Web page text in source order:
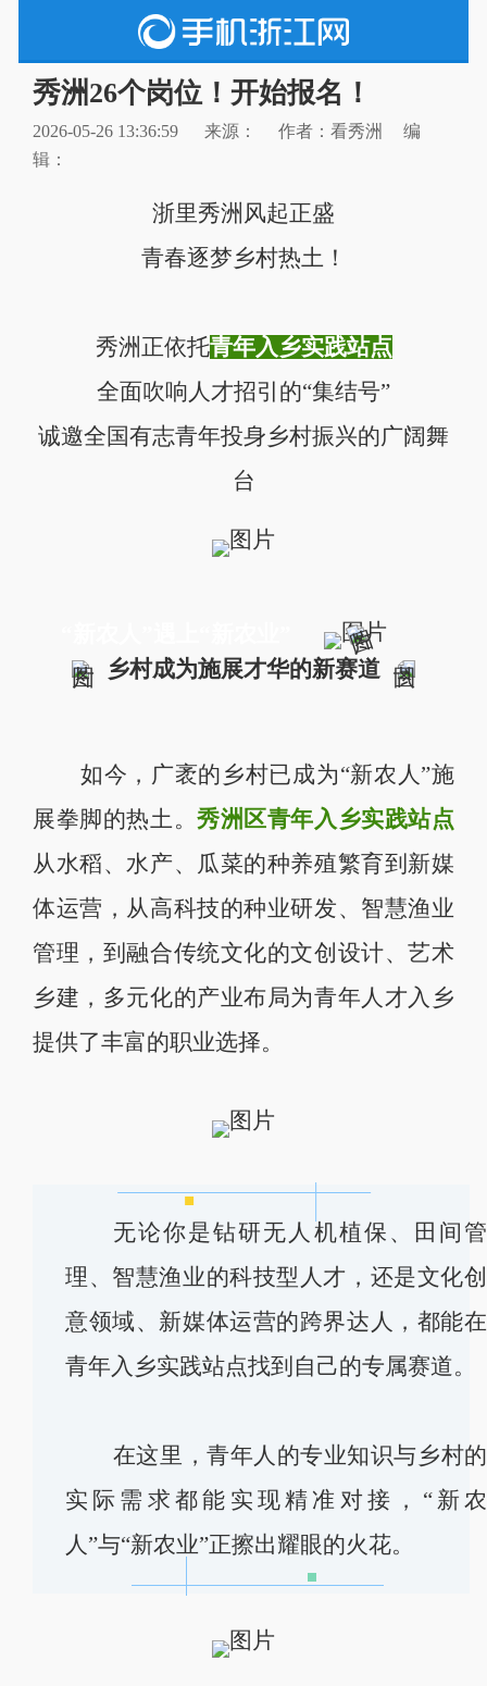
秀洲26个岗位！开始报名！
2026-05-26 13:36:59 来源： 作者：看秀洲
编
辑：
浙里秀洲风起正盛
青春逐梦乡村热土！
秀洲正依托青年入乡实践站点
全面吹响人才招引的“集结号”
诚邀全国有志青年投身乡村振兴的广阔舞
台
乡村成为施展才华的新赛道
如今，广袤的乡村已成为“新农人”施
展拳脚的热土。秀洲区青年入乡实践站点
从水稻、水产、瓜菜的种养殖繁育到新媒
体运营，从高科技的种业研发、智慧渔业
管理，到融合传统文化的文创设计、艺术
乡建，多元化的产业布局为青年人才入乡
提供了丰富的职业选择。
无论你是钻研无人机植保、田间管
理、智慧渔业的科技型人才，还是文化创
意领域、新媒体运营的跨界达人，都能在
青年入乡实践站点找到自己的专属赛道。
在这里，青年人的专业知识与乡村的
实际需求都能实现精准对接，“新农
人”与“新农业”正擦出耀眼的火花。